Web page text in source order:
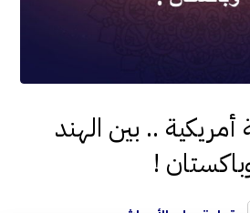
.. بين الهند
!